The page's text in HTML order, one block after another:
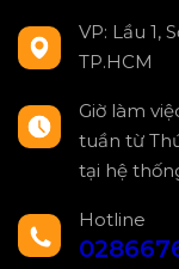
VP: Lầu 1,
TP.HCM
Giờ làm
tuần từ
tại hệ
Hotline